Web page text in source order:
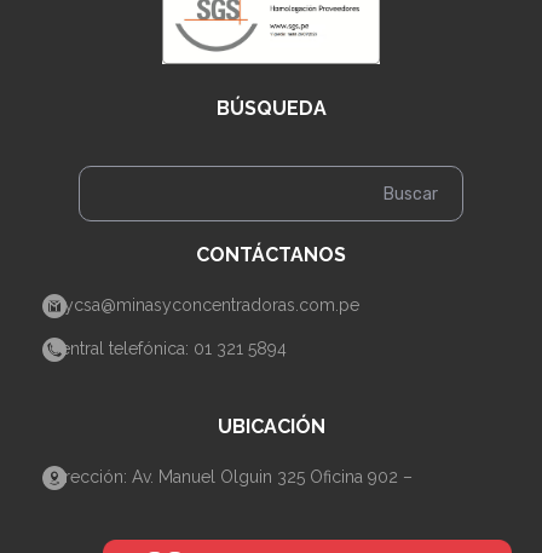
BÚSQUEDA
CONTÁCTANOS
mycsa@minasyconcentradoras.com.pe
Central telefónica: 01 321 5894
UBICACIÓN
Dirección: Av. Manuel Olguin 325 Oficina 902 –